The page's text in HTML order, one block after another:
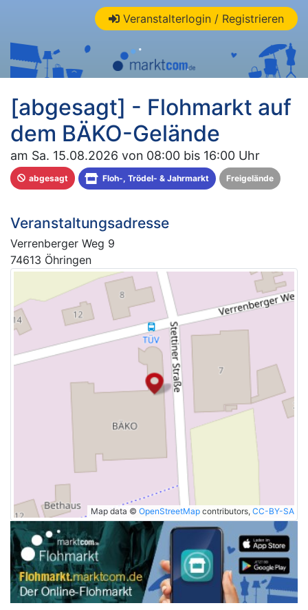
Veranstalterlogin / Registrieren
[abgesagt] - Flohmarkt auf
dem BÄKO-Gelände
am Sa. 15.08.2026 von 08:00 bis 16:00 Uhr
abgesagt Floh-, Trödel- & Jahrmarkt Freigelände
Veranstaltungsadresse
Verrenberger Weg 9
74613 Öhringen
Map data © OpenStreetMap contributors, CC-BY-SA